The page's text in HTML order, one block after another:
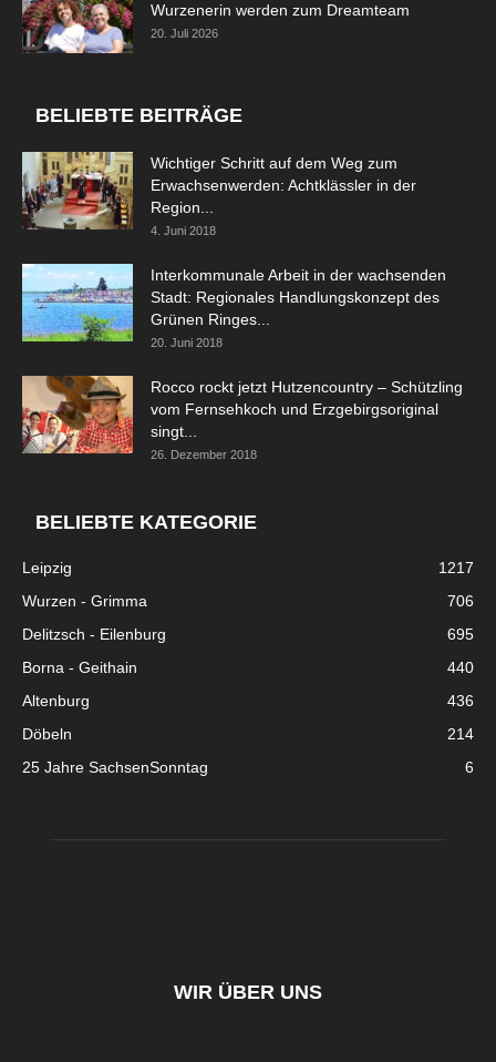
Wurzenerin werden zum Dreamteam
20. Juli 2026
BELIEBTE BEITRÄGE
Wichtiger Schritt auf dem Weg zum
Erwachsenwerden: Achtklässler in der
Region...
4. Juni 2018
Interkommunale Arbeit in der wachsenden
Stadt: Regionales Handlungskonzept des
Grünen Ringes...
20. Juni 2018
Rocco rockt jetzt Hutzencountry – Schützling
vom Fernsehkoch und Erzgebirgsoriginal
singt...
26. Dezember 2018
BELIEBTE KATEGORIE
Leipzig
1217
Wurzen - Grimma
706
Delitzsch - Eilenburg
695
Borna - Geithain
440
Altenburg
436
Döbeln
214
25 Jahre SachsenSonntag
6
WIR ÜBER UNS